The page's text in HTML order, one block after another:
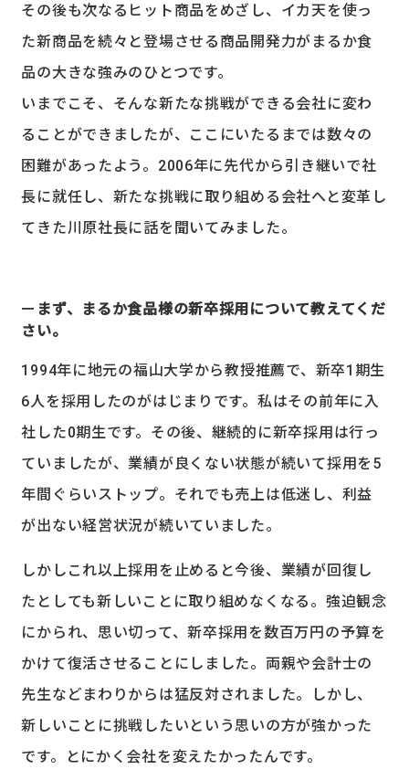
その後も次なるヒット商品をめざし、イカ天を使っ
た新商品を続々と登場させる商品開発力がまるか食
品の大きな強みのひとつです。
いまでこそ、そんな新たな挑戦ができる会社に変わ
ることができましたが、ここにいたるまでは数々の
困難があったよう。2006年に先代から引き継いで社
長に就任し、新たな挑戦に取り組める会社へと変革し
てきた川原社長に話を聞いてみました。​
まず、まるか食品様の新卒採用について教えてくだ
さい。
1994年に地元の福山大学から教授推薦で、新卒1期生
6人を採用したのがはじまりです。私はその前年に入
社した0期生です。その後、継続的に新卒採用は行っ
ていましたが、業績が良くない状態が続いて採用を5
年間ぐらいストップ。それでも売上は低迷し、利益
が出ない経営状況が続いていました。
しかしこれ以上採用を止めると今後、業績が回復し
たとしても新しいことに取り組めなくなる。強迫観念
にかられ、思い切って、新卒採用を数百万円の予算を
かけて復活させることにしました。両親や会計士の
先生などまわりからは猛反対されました。しかし、
新しいことに挑戦したいという思いの方が強かった
です。とにかく会社を変えたかったんです。